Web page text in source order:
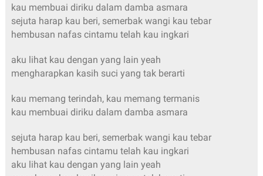
kau membuai diriku dalam damba asmara
sejuta harap kau beri, semerbak wangi kau tebar
hembusan nafas cintamu telah kau ingkari
aku lihat kau dengan yang lain yeah
mengharapkan kasih suci yang tak berarti
kau memang terindah, kau memang termanis
kau membuai diriku dalam damba asmara
sejuta harap kau beri, semerbak wangi kau tebar
hembusan nafas cintamu telah kau ingkari
aku lihat kau dengan yang lain yeah